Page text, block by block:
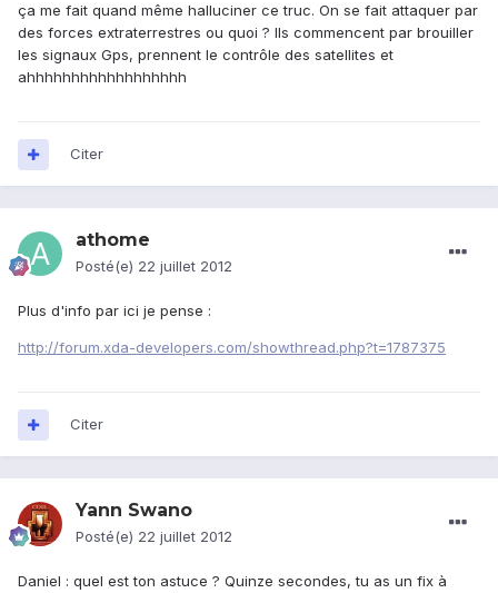
ça me fait quand même halluciner ce truc. On se fait attaquer par
des forces extraterrestres ou quoi ? Ils commencent par brouiller
les signaux Gps, prennent le contrôle des satellites et
ahhhhhhhhhhhhhhhhhh
Citer
athome
Posté(e) 22 juillet 2012
Plus d'info par ici je pense :
http://forum.xda-developers.com/showthread.php?t=1787375
Citer
Yann Swano
Posté(e) 22 juillet 2012
Daniel : quel est ton astuce ? Quinze secondes, tu as un fix à